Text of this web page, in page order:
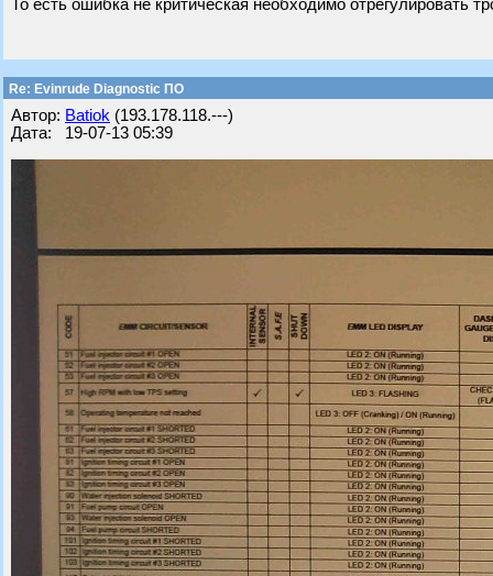
То есть ошибка не критическая необходимо отрегулировать
Re: Evinrude Diagnostic ПО
Автор: Batiok (193.178.118.---)
Дата: 19-07-13 05:39